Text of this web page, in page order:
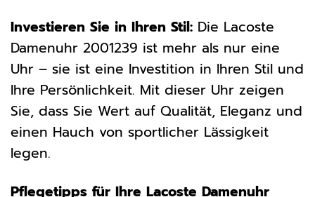
Investieren Sie in Ihren Stil: Die Lacoste
Damenuhr 2001239 ist mehr als nur eine
Uhr – sie ist eine Investition in Ihren Stil und
Ihre Persönlichkeit. Mit dieser Uhr zeigen
Sie, dass Sie Wert auf Qualität, Eleganz und
einen Hauch von sportlicher Lässigkeit
legen.
Pflegetipps für Ihre Lacoste Damenuhr